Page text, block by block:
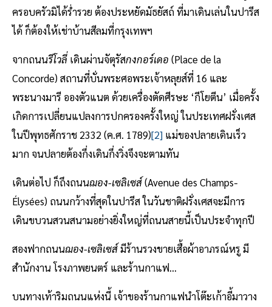
ครอบครัวมิได้ร่ำรวย ต้องประหยัดมัธยัสถ์ ที่มาเดินเล่นในปารีส
ได้ ก็ต้องให้เช่าบ้านสีลมที่กรุงเทพฯ
จากถนนรีโวลี่ เดินผ่านจัตุรัสกงกอร์เดอ (Place de la
Concorde) สถานที่บั่นพระศอพระเจ้าหลุยส์ที่ 16 และ
พระนางมารี อองตัวแนต ด้วยเครื่องตัดศีรษะ ‘กีโยตีน’ เมื่อครั้ง
เกิดการเปลี่ยนแปลงการปกครองครั้งใหญ่ ในประเทศฝรั่งเศส
ในปีพุทธศักราช 2332 (ค.ศ. 1789)[2] แม่ของปลายเดินเร็ว
มาก จนปลายต้องกึ่งเดินกึ่งวิ่งจึงจะตามทัน
เดินต่อไป ก็ถึงถนนฌอง-เซลิเซส์(Avenue des Champs-
Élysées) ถนนกว้างที่สุดในปารีส ในวันชาติฝรั่งเศสจะมีการ
เดินขบวนสวนสนามอย่างยิ่งใหญ่ที่ถนนสายนี้เป็นประจำทุกปี
สองฟากถนนฌอง-เซลิเซส์มีร้านรวงขายเสื้อผ้าอาภรณ์หรู มี
สำนักงาน โรงภาพยนตร์ และร้านกาแฟ...
บนทางเท้าริมถนนแห่งนี้ เจ้าของร้านกาแฟนำโต๊ะเก้าอี้มาวาง